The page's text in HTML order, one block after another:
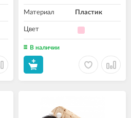
Материал Пластик
Цвет
В наличии